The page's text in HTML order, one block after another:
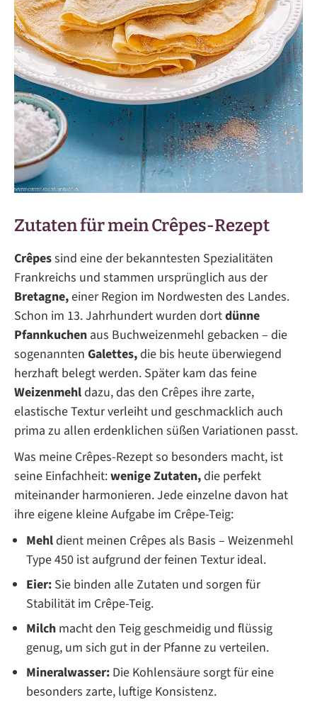
Zutaten für mein Crêpes-Rezept
Crêpessind eine der bekanntesten Spezialitäten
Frankreichs und stammen ursprünglich aus der
Bretagne,einer Region im Nordwesten des Landes.
Schon im 13. Jahrhundert wurden dortdünne
Pfannkuchen aus Buchweizenmehl gebacken – die
sogenannten Galettes,die bis heute überwiegend
herzhaft belegt werden. Später kam das feine
Weizenmehldazu, das den Crêpes ihre zarte,
elastische Textur verleiht und geschmacklich auch
prima zu allen erdenklichen süßen Variationen passt.
Was meine Crêpes-Rezept so besonders macht, ist
seine Einfachheit:wenige Zutaten,die perfekt
miteinander harmonieren. Jede einzelne davon hat
ihre eigene kleine Aufgabe im Crêpe-Teig:
Mehldient meinen Crêpes als Basis – Weizenmehl
Type 450 ist aufgrund der feinen Textur ideal.
Eier: Sie binden alle Zutaten und sorgen für
Stabilität im Crêpe-Teig.
Milch macht den Teig geschmeidig und flüssig
genug, um sich gut in der Pfanne zu verteilen.
Mineralwasser: Die Kohlensäure sorgt für eine
besonders zarte, luftige Konsistenz.